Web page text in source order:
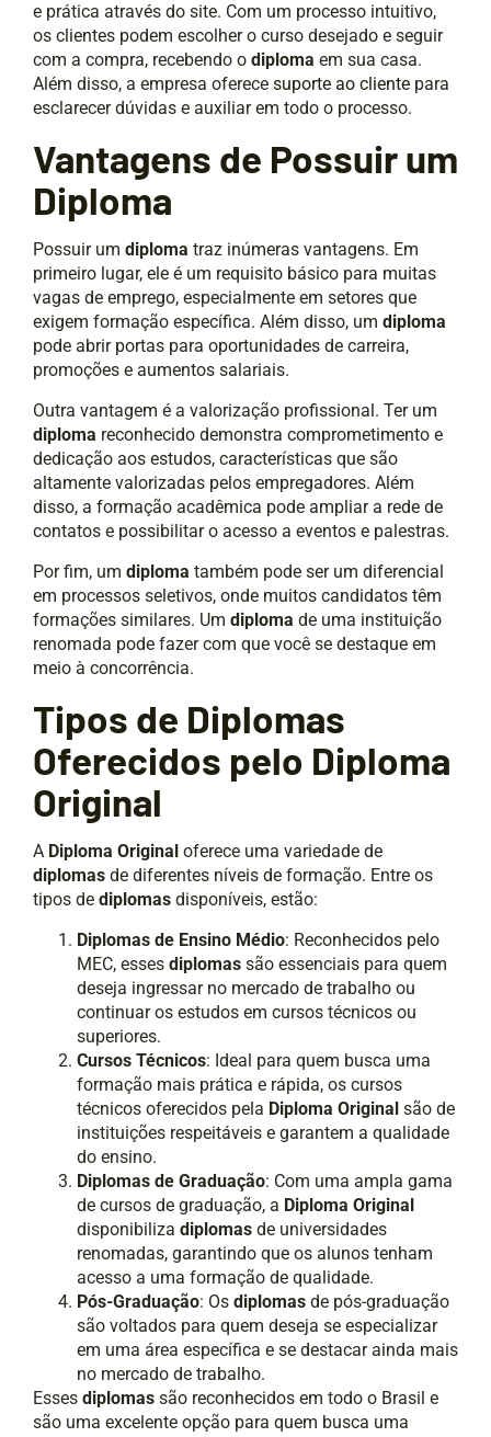
e prática através do site. Com um processo intuitivo,
os clientes podem escolher o curso desejado e seguir
com a compra, recebendo o diploma em sua casa.
Além disso, a empresa oferece suporte ao cliente para
esclarecer dúvidas e auxiliar em todo o processo.
Vantagens de Possuir um
Diploma
Possuir um diploma traz inúmeras vantagens. Em
primeiro lugar, ele é um requisito básico para muitas
vagas de emprego, especialmente em setores que
exigem formação específica. Além disso, um diploma
pode abrir portas para oportunidades de carreira,
promoções e aumentos salariais.
Outra vantagem é a valorização profissional. Ter um
diploma reconhecido demonstra comprometimento e
dedicação aos estudos, características que são
altamente valorizadas pelos empregadores. Além
disso, a formação acadêmica pode ampliar a rede de
contatos e possibilitar o acesso a eventos e palestras.
Por fim, um diploma também pode ser um diferencial
em processos seletivos, onde muitos candidatos têm
formações similares. Um diploma de uma instituição
renomada pode fazer com que você se destaque em
meio à concorrência.
Tipos de Diplomas
Oferecidos pelo Diploma
Original
A Diploma Original oferece uma variedade de
diplomas de diferentes níveis de formação. Entre os
tipos de diplomas disponíveis, estão:
Diplomas de Ensino Médio: Reconhecidos pelo
MEC, esses diplomas são essenciais para quem
deseja ingressar no mercado de trabalho ou
continuar os estudos em cursos técnicos ou
superiores.
Cursos Técnicos: Ideal para quem busca uma
formação mais prática e rápida, os cursos
técnicos oferecidos pela Diploma Original são de
instituições respeitáveis e garantem a qualidade
do ensino.
Diplomas de Graduação: Com uma ampla gama
de cursos de graduação, a Diploma Original
disponibiliza diplomas de universidades
renomadas, garantindo que os alunos tenham
acesso a uma formação de qualidade.
Pós-Graduação: Os diplomas de pós-graduação
são voltados para quem deseja se especializar
em uma área específica e se destacar ainda mais
no mercado de trabalho.
Esses diplomas são reconhecidos em todo o Brasil e
são uma excelente opção para quem busca uma